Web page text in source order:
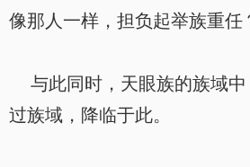
像那人一样，担负起举族重任
与此同时，天眼族的族域中
过族域，降临于此。